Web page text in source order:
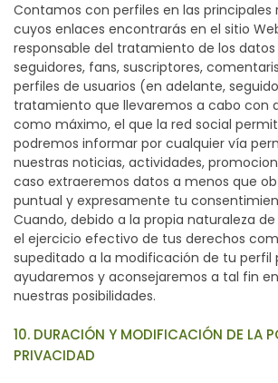
Contamos con perfiles en las principales
cuyos enlaces encontrarás en el sitio
responsable del tratamiento de los
seguidores, fans, suscriptores,
perfiles de usuarios (en adelante,
tratamiento que llevaremos a cabo con
como máximo, el que la red social
podremos informar por cualquier vía
nuestras noticias, actividades,
caso extraeremos datos a menos que
puntual y expresamente tu
Cuando, debido a la propia naturaleza de
el ejercicio efectivo de tus derechos
supeditado a la modificación de tu perfil
ayudaremos y aconsejaremos a tal fin
nuestras posibilidades.
10. DURACIÓN Y MODIFICACIÓN DE LA
PRIVACIDAD